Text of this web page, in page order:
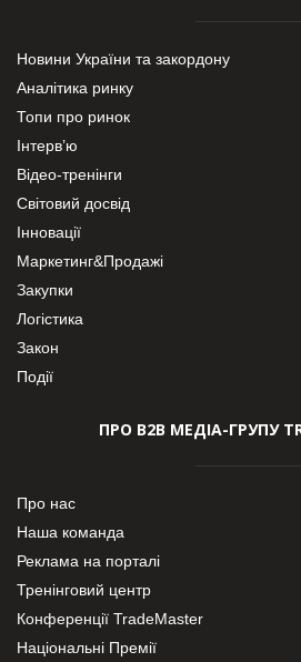
Новини України та закордону
Аналітика ринку
Топи про ринок
Інтерв’ю
Відео-тренінги
Світовий досвід
Інновації
Маркетинг&Продажі
Закупки
Логістика
Закон
Події
ПРО В2В МЕДІА-ГРУПУ
Про нас
Наша команда
Реклама на порталі
Тренінговий центр
Конференції TradeMaster
Національні Премії